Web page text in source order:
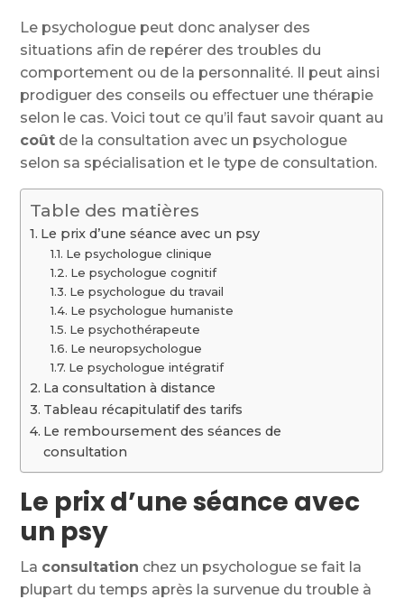
Le psychologue peut donc analyser des
situations afin de repérer des troubles du
comportement ou de la personnalité. Il peut ainsi
prodiguer des conseils ou effectuer une thérapie
selon le cas. Voici tout ce qu’il faut savoir quant au
coût de la consultation avec un psychologue
selon sa spécialisation et le type de consultation.
Table des matières
Le prix d’une séance avec un psy
Le psychologue clinique
Le psychologue cognitif
Le psychologue du travail
Le psychologue humaniste
Le psychothérapeute
Le neuropsychologue
Le psychologue intégratif
La consultation à distance
Tableau récapitulatif des tarifs
Le remboursement des séances de
consultation
Le prix d’une séance avec
un psy
La consultation chez un psychologue se fait la
plupart du temps après la survenue du trouble à